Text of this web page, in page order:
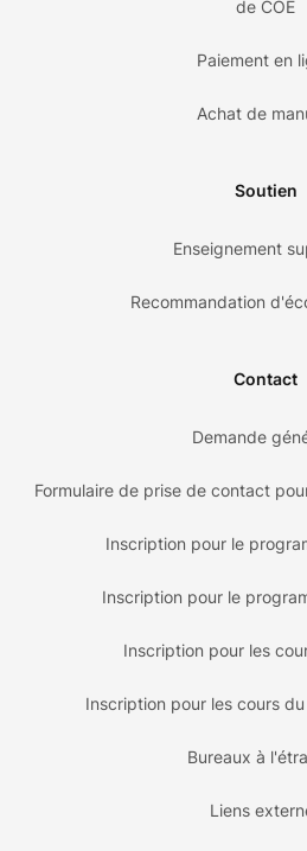
de COE
Paiement en
Achat de
Soutien
Enseignement
Recommandation
Contact
Demande
Formulaire de prise de contact
Inscription pour le
Inscription pour le
Inscription pour les
Inscription pour les cours
Bureaux à
Liens